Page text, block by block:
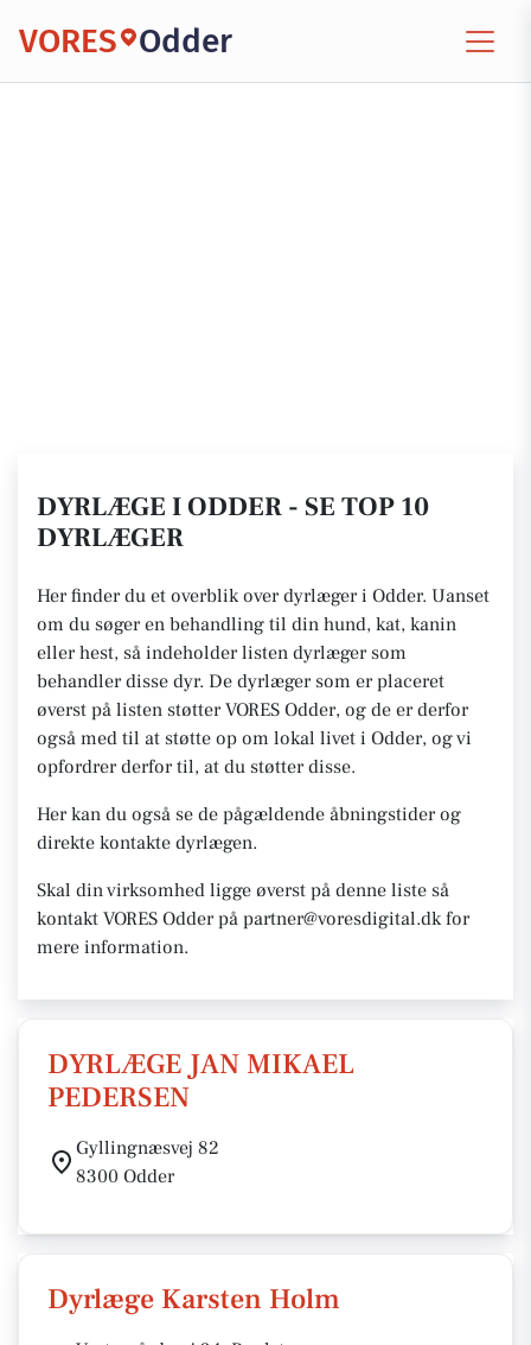
VORES Odder
DYRLÆGE I ODDER - SE TOP 10
DYRLÆGER
Her finder du et overblik over dyrlæger i Odder. Uanset
om du søger en behandling til din hund, kat, kanin
eller hest, så indeholder listen dyrlæger som
behandler disse dyr. De dyrlæger som er placeret
øverst på listen støtter VORES Odder, og de er derfor
også med til at støtte op om lokal livet i Odder, og vi
opfordrer derfor til, at du støtter disse.
Her kan du også se de pågældende åbningstider og
direkte kontakte dyrlægen.
Skal din virksomhed ligge øverst på denne liste så
kontakt VORES Odder på partner@voresdigital.dk for
mere information.
DYRLÆGE JAN MIKAEL
PEDERSEN
Gyllingnæsvej 82
8300 Odder
Dyrlæge Karsten Holm